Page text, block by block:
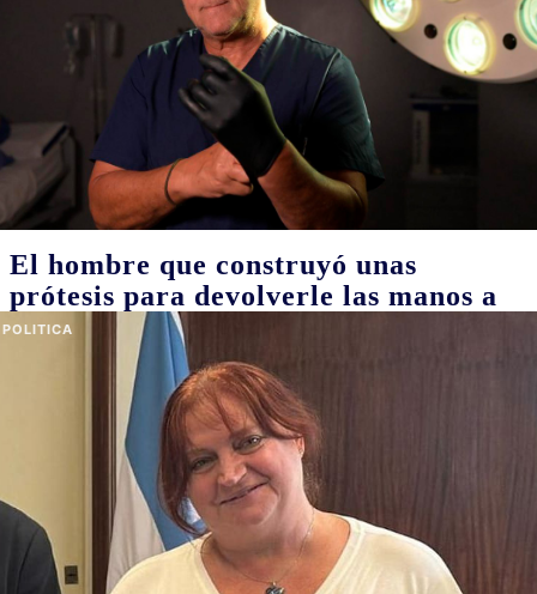
Desarrollada en el año 2000 por la doctora estadounidense Rita
Charon, profesora de la Universidad de Columbia en Nueva York,
esta corriente pone el foco en la escucha activa y la empatía por
parte de los profesionales de la salud como habilidades que
apuntan a humanizar el trato con las personas que van a
atenderse. En Argentina, quienes la practican y la enseñan
confluyen en la Sociedad Argentina de Medicina Narrativa. Dos de
sus integrantes cuentan más sobre este campo e invitan a
iniciar una nueva cohorte